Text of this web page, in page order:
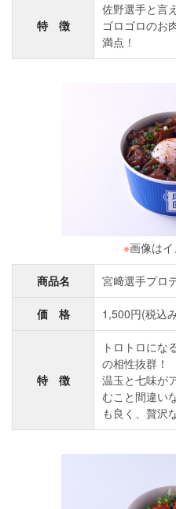
特 徴
佐野選手と言
ゴロゴロのお
満点！
※画像は
商品名 宮﨑選手プロ
価 格 1,500円(税込
特 徴
トロトロにな
の相性抜群！
温玉と七味が
むこと間違い
も良く、贅沢